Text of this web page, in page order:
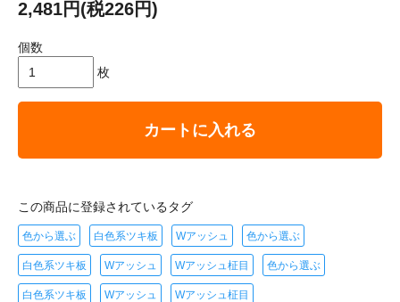
2,481円(税226円)
個数
枚
カートに入れる
この商品に登録されているタグ
色から選ぶ 白色系ツキ板 Wアッシュ 色から選ぶ
白色系ツキ板 Wアッシュ Wアッシュ柾目 色から選ぶ
白色系ツキ板 Wアッシュ Wアッシュ柾目